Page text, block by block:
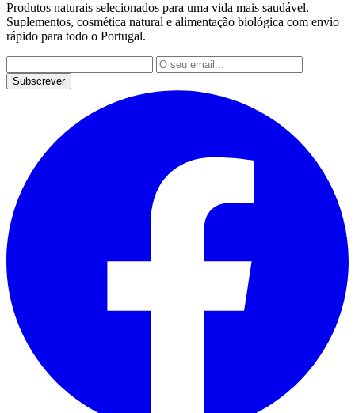
Produtos naturais selecionados para uma vida mais saudável.
Suplementos, cosmética natural e alimentação biológica com envio
rápido para todo o Portugal.
Subscrever